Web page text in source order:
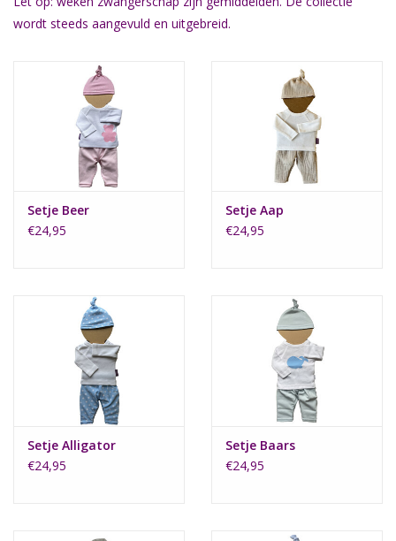
wordt steeds aangevuld en uitgebreid.
Setje Beer
€24,95
Setje Aap
€24,95
Setje Alligator
€24,95
Setje Baars
€24,95